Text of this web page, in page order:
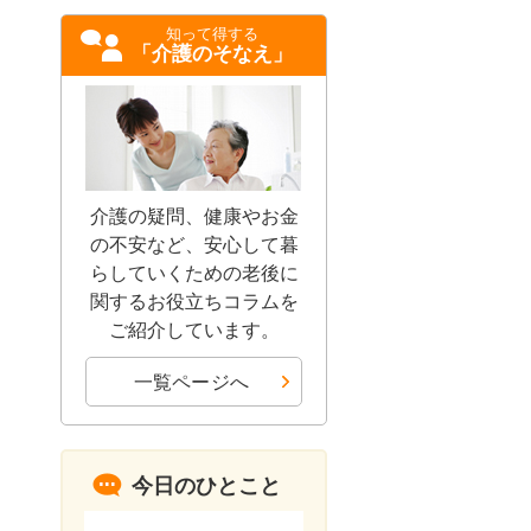
知って得する
「介護のそなえ」
介護の疑問、健康やお金
の不安など、安心して暮
らしていくための老後に
関するお役立ちコラムを
ご紹介しています。
一覧ページへ
今日のひとこと